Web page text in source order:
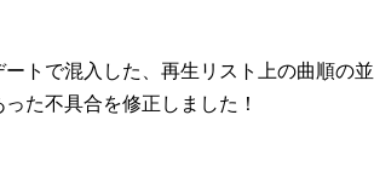
ートで混入した、再生リスト上の曲順の
た不具合を修正しました！